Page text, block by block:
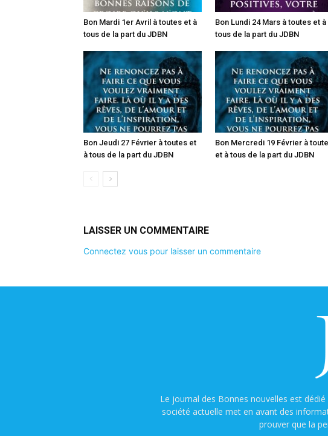
Bon Mardi 1er Avril à toutes et à
tous de la part du JDBN
Bon Lundi 24 Mars à toutes et à
tous de la part du JDBN
Bon Jeudi 27 Février à toutes et
à tous de la part du JDBN
Bon Mercredi 19 Février à
et à tous de la part du JDBN
LAISSER UN COMMENTAIRE
Connectez vous pour laisser un commentaire
Le journal des Bonnes nouvelles est
société actuelle met en avant des
prouver que la